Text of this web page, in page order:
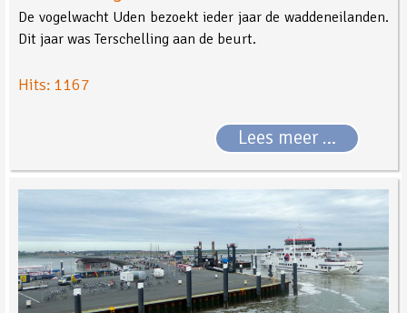
De vogelwacht Uden bezoekt ieder jaar de waddeneilanden.
Dit jaar was Terschelling aan de beurt.
Hits: 1167
Lees meer …